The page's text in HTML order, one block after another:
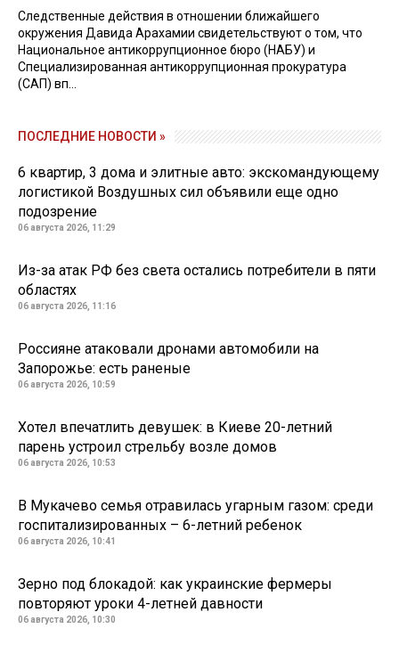
Следственные действия в отношении ближайшего
окружения Давида Арахамии свидетельствуют о том, что
Национальное антикоррупционное бюро (НАБУ) и
Специализированная антикоррупционная прокуратура
(САП) вп...
ПОСЛЕДНИЕ НОВОСТИ »
6 квартир, 3 дома и элитные авто: экскомандующему
логистикой Воздушных сил объявили еще одно
подозрение
06 августа 2026, 11:29
Из-за атак РФ без света остались потребители в пяти
областях
06 августа 2026, 11:16
Россияне атаковали дронами автомобили на
Запорожье: есть раненые
06 августа 2026, 10:59
Хотел впечатлить девушек: в Киеве 20-летний
парень устроил стрельбу возле домов
06 августа 2026, 10:53
В Мукачево семья отравилась угарным газом: среди
госпитализированных – 6-летний ребенок
06 августа 2026, 10:41
Зерно под блокадой: как украинские фермеры
повторяют уроки 4-летней давности
06 августа 2026, 10:30